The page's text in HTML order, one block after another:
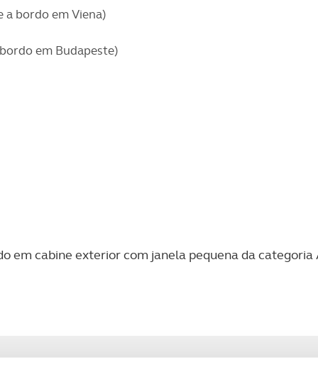
a bordo em Viena)
em Budapeste)
em cabine exterior com janela pequena da categoria